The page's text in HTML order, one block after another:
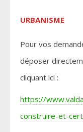
URBANISME
Pour vos
déposer
cliquant ici :
https://
construire-et-